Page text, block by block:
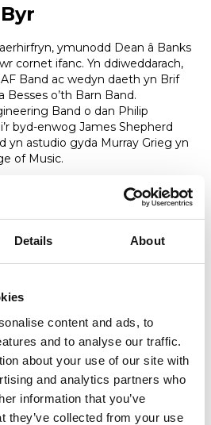
Details About
content and ads, to
and to analyse our traffic.
about your use of our site with
and analytics partners who
information that you’ve
they’ve collected from your use
ymunodd Dean â Banks
cornet ifanc. Yn ddiweddarach,
Band ac wedyn daeth yn Brif
Besses o’th Barn Band.
Band o dan Philip
byd-enwog James Shepherd
yn astudio gyda Murray Grieg yn
of Music.
ôl-raddedig yn Ysgol Gerdd
oedd cael ei benodi’n Brif
Cherddorfa Ieuenctid y
bellach), gan deithio ledled
rhwng 1994 a 1996, ynghyd
Brif Drympedwr gyda Cherddorfa
swydd y mae’n ei dal hyd
Coleg Brenhinol Cerdd a Drama
yn mwynhau ei rôl fel Athro